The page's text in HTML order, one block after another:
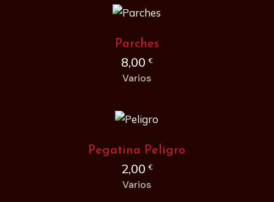
Parches
8,00€
Varios
Pegatina Peligro
2,00€
Varios